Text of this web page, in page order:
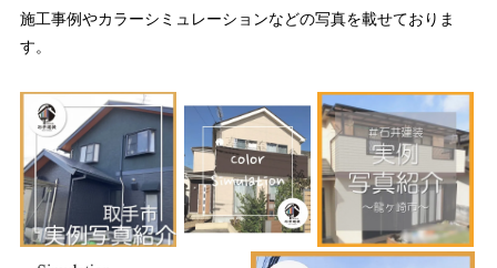
施工事例やカラーシミュレーションなどの写真を載せておりま
す。